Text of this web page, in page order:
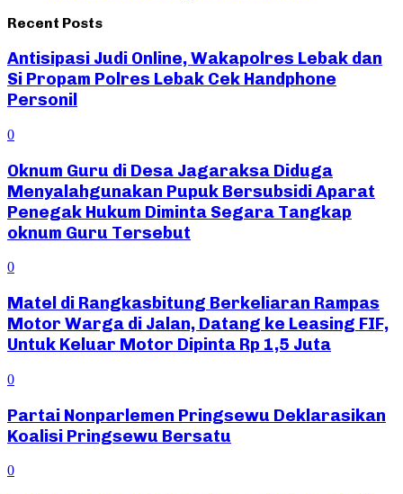
Recent Posts
Antisipasi Judi Online, Wakapolres Lebak dan
Si Propam Polres Lebak Cek Handphone
Personil
0
Oknum Guru di Desa Jagaraksa Diduga
Menyalahgunakan Pupuk Bersubsidi Aparat
Penegak Hukum Diminta Segara Tangkap
oknum Guru Tersebut
0
Matel di Rangkasbitung Berkeliaran Rampas
Motor Warga di Jalan, Datang ke Leasing FIF,
Untuk Keluar Motor Dipinta Rp 1,5 Juta
0
Partai Nonparlemen Pringsewu Deklarasikan
Koalisi Pringsewu Bersatu
0